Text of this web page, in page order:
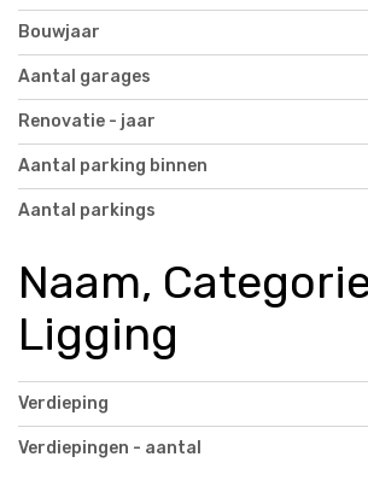
Bouwjaar
Aantal garages
Renovatie - jaar
Aantal parking binnen
Aantal parkings
Naam,
Ligging
Verdieping
Verdiepingen - aantal